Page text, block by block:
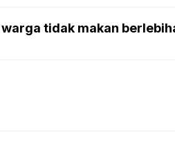
tidak makan